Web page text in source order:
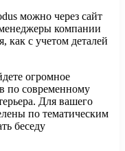
можно через сайт
компании
как с учетом деталей
огромное
по современному
Для вашего
по тематическим
беседу